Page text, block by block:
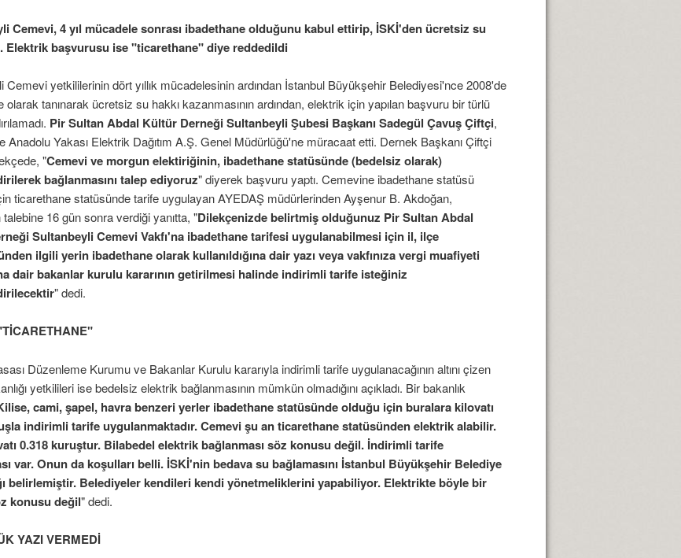
atıldı
Kestiler!
Davası
hazırlandı
girişimi
Cemevi, 4 yıl mücadele sonrası ibadethane olduğunu kabul ettirip, İSKİ'den ücretsiz su
Elektrik başvurusu ise "ticarethane" diye reddedildi
Cemevi yetkililerinin dört yıllık mücadelesinin ardından İstanbul Büyükşehir Belediyesi'nce 2008'de
olarak tanınarak ücretsiz su hakkı kazanmasının ardından, elektrik için yapılan başvuru bir türlü
Pir Sultan Abdal Kültür Derneği Sultanbeyli Şubesi Başkanı Sadegül Çavuş Çiftçi,
Anadolu Yakası Elektrik Dağıtım A.Ş. Genel Müdürlüğü'ne müracaat etti. Dernek Başkanı Çiftçi
"Cemevi ve morgun elektiriğinin, ibadethane statüsünde (bedelsiz olarak)
bağlanmasını talep ediyoruz" diyerek başvuru yaptı. Cemevine ibadethane statüsü
ticarethane statüsünde tarife uygulayan AYEDAŞ müdürlerinden Ayşenur B. Akdoğan,
16 gün sonra verdiği yanıtta, "Dilekçenizde belirtmiş olduğunuz Pir Sultan Abdal
Sultanbeyli Cemevi Vakfı'na ibadethane tarifesi uygulanabilmesi için il, ilçe
ilgili yerin ibadethane olarak kullanıldığına dair yazı veya vakfınıza vergi muafiyeti
dair bakanlar kurulu kararının getirilmesi halinde indirimli tarife isteğiniz
" dedi.
Düzenleme Kurumu ve Bakanlar Kurulu kararıyla indirimli tarife uygulanacağının altını çizen
yetkilileri ise bedelsiz elektrik bağlanmasının mümkün olmadığını açıkladı. Bir bakanlık
cami, şapel, havra benzeri yerler ibadethane statüsünde olduğu için buralara kilovatı
indirimli tarife uygulanmaktadır. Cemevi şu an ticarethane statüsünden elektrik alabilir.
0.318 kuruştur. Bilabedel elektrik bağlanması söz konusu değil. İndirimli tarife
var. Onun da koşulları belli. İSKİ'nin bedava su bağlamasını İstanbul Büyükşehir Belediye
belirlemiştir. Belediyeler kendileri kendi yönetmeliklerini yapabiliyor. Elektrikte böyle bir
konusu değil" dedi.
YAZI VERMEDİ